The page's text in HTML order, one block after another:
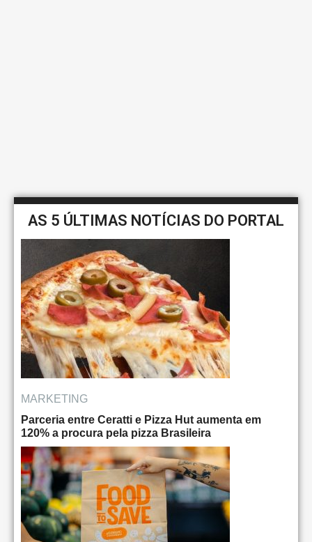
AS 5 ÚLTIMAS NOTÍCIAS DO PORTAL
MARKETING
Parceria entre Ceratti e Pizza Hut aumenta em
120% a procura pela pizza Brasileira